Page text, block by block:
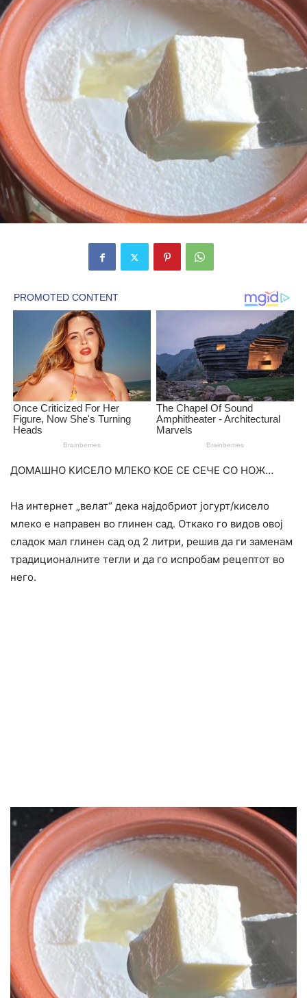
ДОМАШНО КИСЕЛО МЛЕКО КОЕ СЕ СЕЧЕ СО НОЖ…
На интернет „велат“ дека најдобриот јогурт/кисело
млеко е направен во глинен сад. Откако го видов овој
сладок мал глинен сад од 2 литри, решив да ги заменам
традиционалните тегли и да го испробам рецептот во
него.